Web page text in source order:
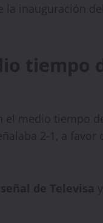
inauguración
tiempo
el medio tiempo
2-1, a favor
de Televisa